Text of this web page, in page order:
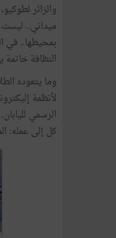
والزائرلطوكيو،
ميداني.. ليست
بمحيطها.. في
النظافة خاتمة
وما يتعوده
لأنظمة
الرسمي لليابان.
كل إلى عمله: